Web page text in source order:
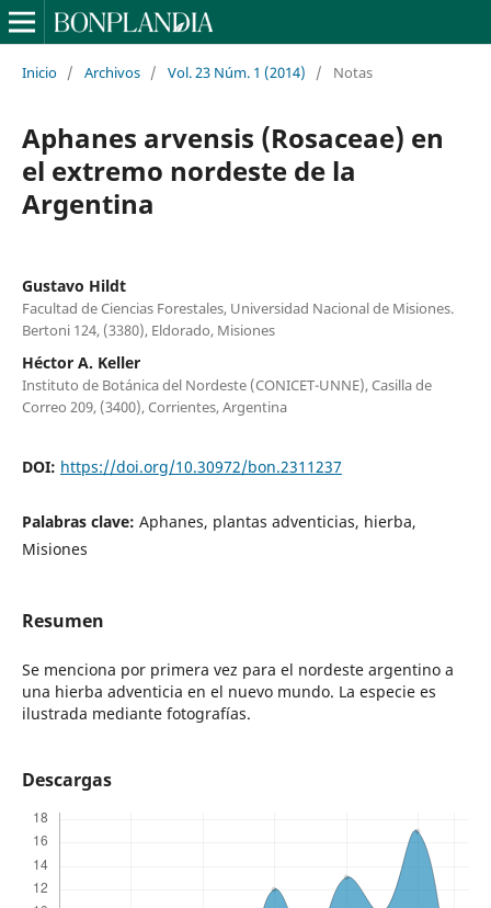
Inicio / Archivos / Vol. 23 Núm. 1 (2014) / Notas
Aphanes arvensis (Rosaceae) en
el extremo nordeste de la
Argentina
Gustavo Hildt
Facultad de Ciencias Forestales, Universidad Nacional de Misiones.
Bertoni 124, (3380), Eldorado, Misiones
Héctor A. Keller
Instituto de Botánica del Nordeste (CONICET-UNNE), Casilla de
Correo 209, (3400), Corrientes, Argentina
DOI: https://doi.org/10.30972/bon.2311237
Palabras clave: Aphanes, plantas adventicias, hierba,
Misiones
Resumen
Se menciona por primera vez para el nordeste argentino a
una hierba adventicia en el nuevo mundo. La especie es
ilustrada mediante fotografías.
Descargas